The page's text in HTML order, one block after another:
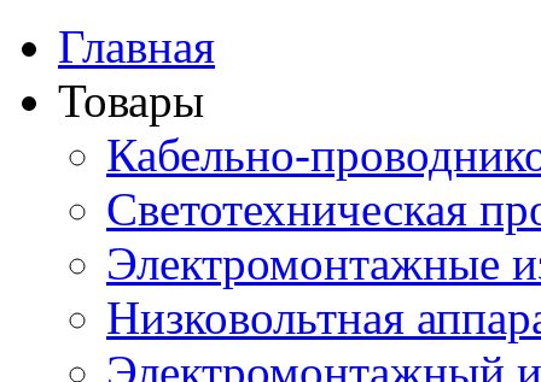
Главная
Товары
Кабельно-
Светотехническая
Электромонтажные
Низковольтная